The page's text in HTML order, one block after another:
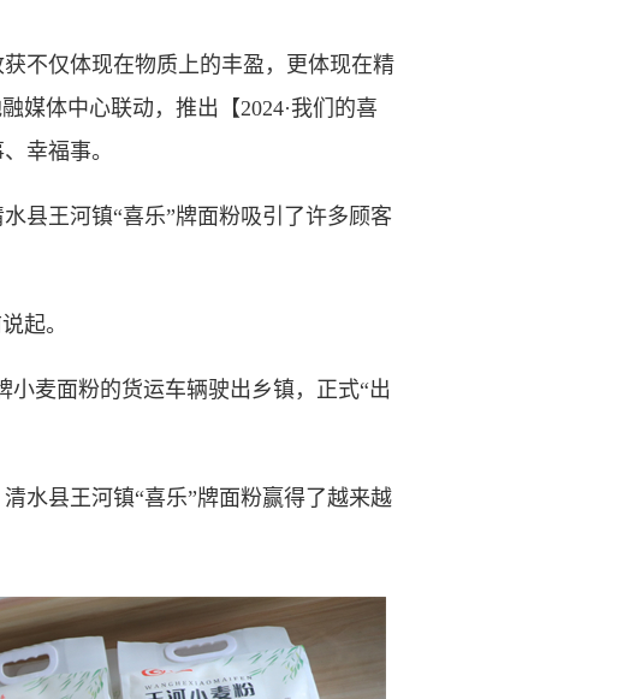
不仅体现在物质上的丰盈，更体现在精
媒体中心联动，推出 【2024·我们的喜
幸福事。
王河镇“喜乐”牌面粉吸引了许多顾客
起。
麦面粉的货运车辆驶出乡镇，正式“出
县王河镇“喜乐”牌面粉赢得了越来越